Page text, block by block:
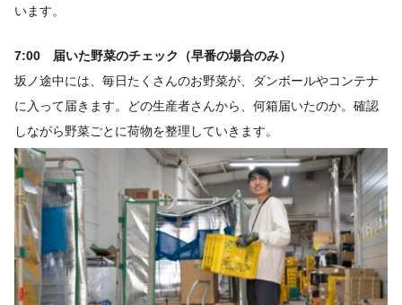
います。
7:00 届いた野菜のチェック（早番の場合のみ）
坂ノ途中には、毎日たくさんのお野菜が、ダンボールやコンテナ
に入って届きます。どの生産者さんから、何箱届いたのか。確認
しながら野菜ごとに荷物を整理していきます。